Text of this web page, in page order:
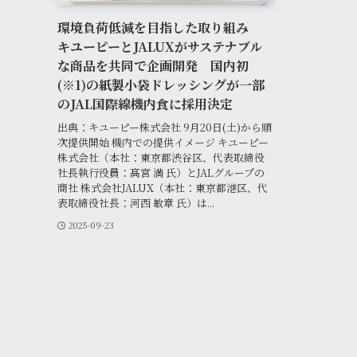
環境負荷低減を目指した取り組み
キユーピーとJALUXがサステナブル
な商品を共同で企画開発 国内初
(※1)の紙製小袋ドレッシングが一部
のJAL国際線機内食に採用決定
出典：キユーピー株式会社 9月20日(土)から順
次提供開始 機内での提供イメージ キユーピー
株式会社（本社：東京都渋谷区、代表取締役
社長執行役員：髙宮 満 氏）とJALグループの
商社 株式会社JALUX（本社：東京都港区、代
表取締役社長：河西 敏章 氏）は...
2025-09-23